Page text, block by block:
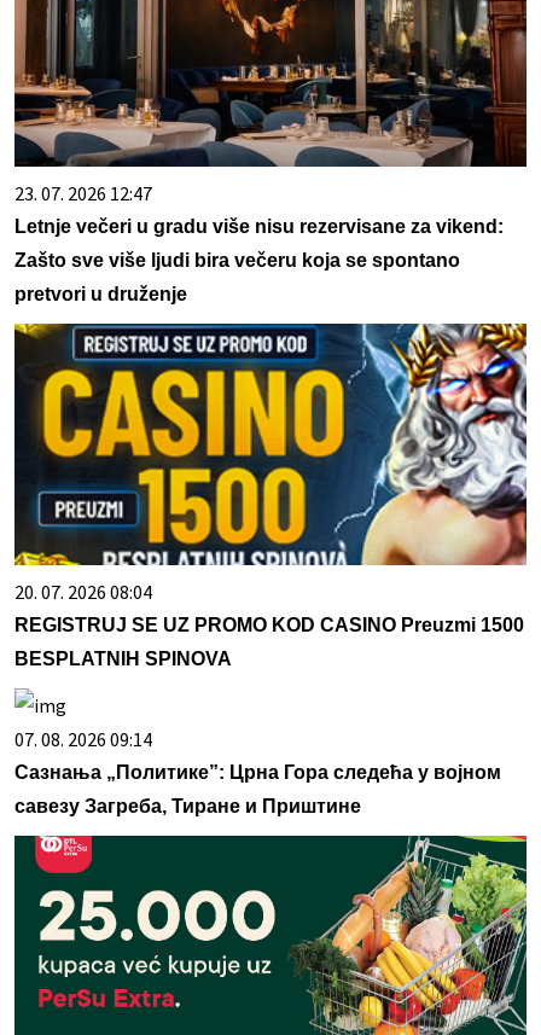
23. 07. 2026 12:47
Letnje večeri u gradu više nisu rezervisane za vikend:
Zašto sve više ljudi bira večeru koja se spontano
pretvori u druženje
20. 07. 2026 08:04
REGISTRUJ SE UZ PROMO KOD CASINO Preuzmi 1500
BESPLATNIH SPINOVA
07. 08. 2026 09:14
Сазнања „Политике”: Црна Гора следећа у војном
савезу Загреба, Тиране и Приштине